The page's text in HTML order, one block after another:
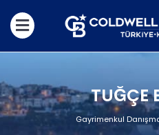
TUĞÇE
Gayrimenkul